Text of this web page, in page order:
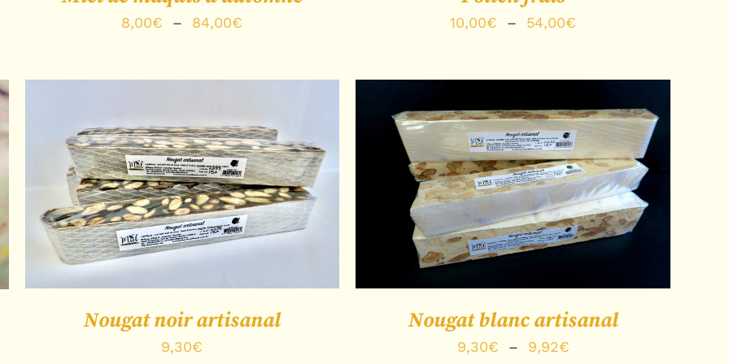
8,00€ – 84,00€
à
84,00€
10,00€ – 54,00€
à
54,00€
CHOIX DES OPTIONS / APERÇU
Nougat noir artisanal
9,30€
CHOIX DES OPTIONS / APERÇU
Nougat blanc artisanal
9,30€ – 9,92€Plage